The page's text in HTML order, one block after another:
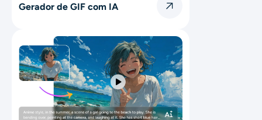
Gerador de GIF com IA